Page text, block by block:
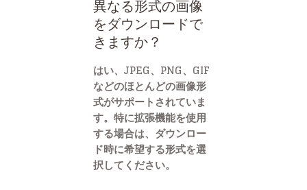
異なる形式の画像
をダウンロードで
きますか？
はい、JPEG、PNG、GIF
などのほとんどの画像形
式がサポートされていま
す。特に拡張機能を使用
する場合は、ダウンロー
ド時に希望する形式を選
択してください。